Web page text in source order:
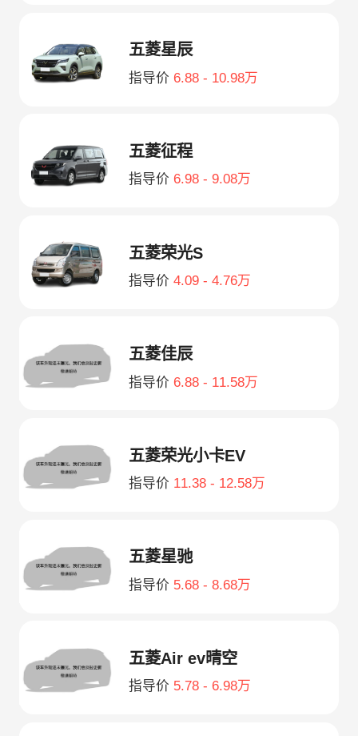
五菱星辰
指导价 6.88 - 10.98万
五菱征程
指导价 6.98 - 9.08万
五菱荣光S
指导价 4.09 - 4.76万
五菱佳辰
指导价 6.88 - 11.58万
五菱荣光小卡EV
指导价 11.38 - 12.58万
五菱星驰
指导价 5.68 - 8.68万
五菱Air ev晴空
指导价 5.78 - 6.98万